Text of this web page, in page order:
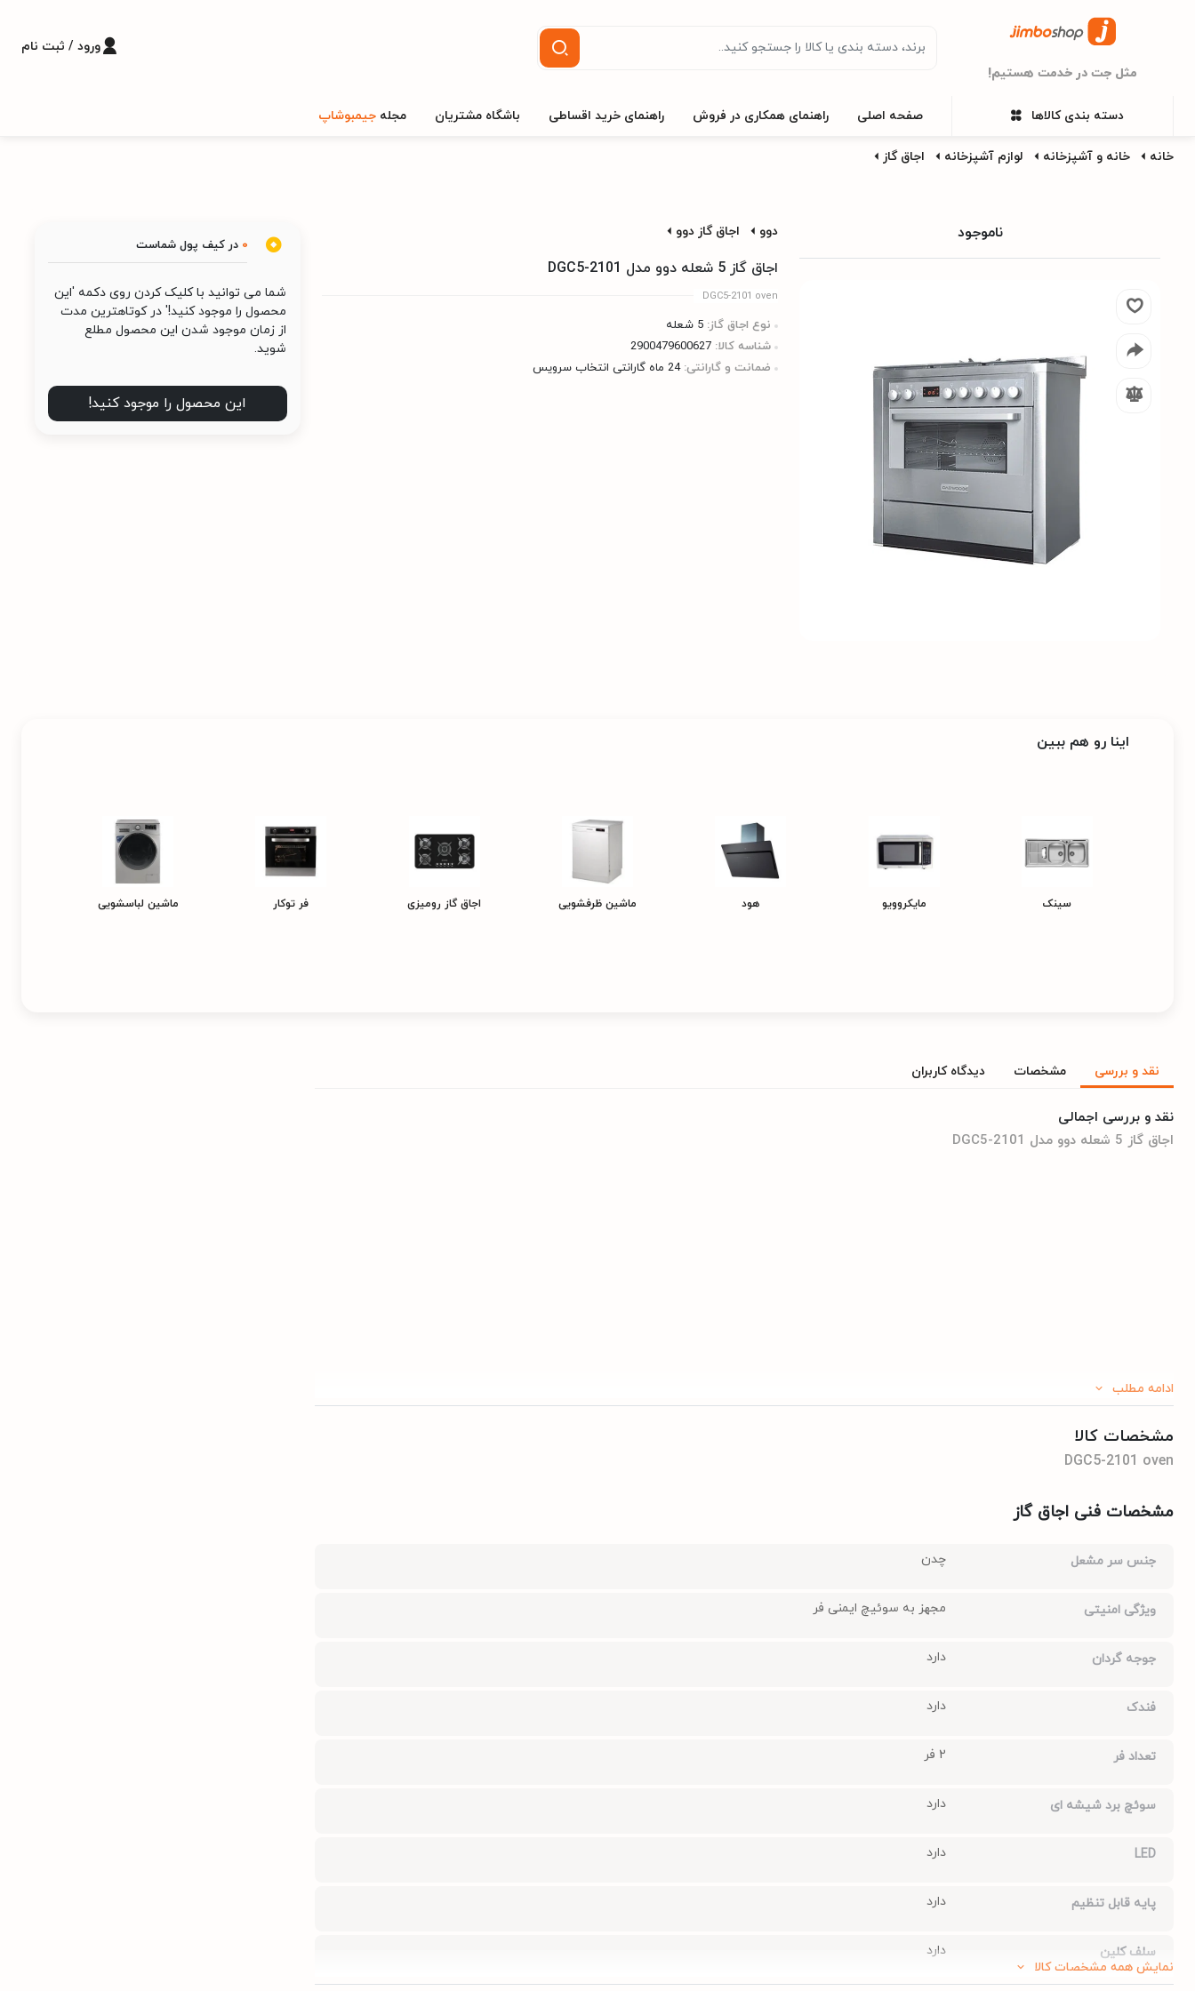
مثل جت در خدمت هستیم!
ورود / ثبت نام
دسته بندی کالاها صفحه اصلی راهنمای همکاری در فروش راهنمای خرید اقساطی باشگاه مشتریان مجله جیمبوشاپ
خانه خانه و آشپزخانه لوازم آشپزخانه اجاق گاز
ناموجود دوو اجاق گاز دوو
اجاق گاز 5 شعله دوو مدل DGC5-2101
DGC5-2101 oven
نوع اجاق گاز: 5 شعله
شناسه کالا: 2900479600627
ضمانت و گارانتی: 24 ماه گارانتی انتخاب سرویس
0 در کیف پول شماست
شما می توانید با کلیک کردن روی دکمه 'این
محصول را موجود کنید!' در کوتاهترین مدت
از زمان موجود شدن این محصول مطلع
شوید.
این محصول را موجود کنید!
اینا رو هم ببین
سینک مایکروویو هود ماشین ظرفشویی اجاق گاز رومیزی فر توکار ماشین لباسشویی
نقد و بررسی مشخصات دیدگاه کاربران
نقد و بررسی اجمالی
اجاق گاز 5 شعله دوو مدل DGC5-2101
ادامه مطلب
مشخصات کالا
DGC5-2101 oven
مشخصات فنی اجاق گاز
جنس سر مشعل چدن
ویژگی امنیتی مجهز به سوئیچ ایمنی فر
جوجه گردان دارد
فندک دارد
تعداد فر 2 فر
سوئچ برد شیشه ای دارد
LED دارد
پایه قابل تنظیم دارد
سلف کلین دارد
نمایش همه مشخصات کالا